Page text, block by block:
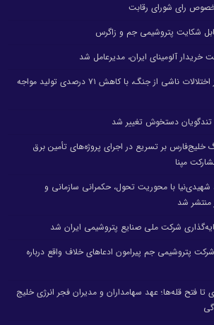
رای شورای رقابت
شکایت پتروشیمی جم و زاگرس
آلومینای ایران، مدیرعامل شد
پتروشیمی اروند پس از اختلالات ناشی از جنگ، با کاهش ۷۱ درصدی تولید مواجه
دستخوش تغییر شد
خلیج‌فارس بر تسریع در اجرای پروژه‌های تأمین برق
مپنا
شهیدی‌نیا با محوریت تحول، حکمرانی سازمانی و
منتشر شد
شرکت ملی صنایع پتروشیمی ایران شد
پتروشیمی جم پیرامون ادعاهای خلاف واقع درباره
تا فتح قله‌ها؛ عهد سهامداران و مدیران فجر انرژی خلیج